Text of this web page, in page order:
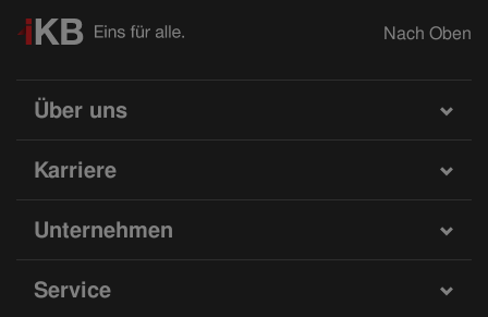
Nach Oben
Über uns
Karriere
Unternehmen
Service